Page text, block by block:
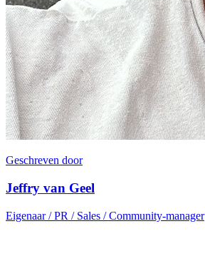
Geschreven door
Jeffry van Geel
Eigenaar / PR / Sales / Community-manager